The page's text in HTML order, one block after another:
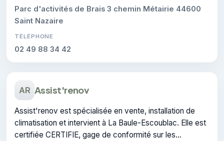
Parc d'activités de Brais 3 chemin Métairie 44600
Saint Nazaire
TÉLÉPHONE
02 49 88 34 42
AR Assist'renov
Assist'renov est spécialisée en vente, installation de
climatisation et intervient à La Baule-Escoublac. Elle est
certifiée CERTIFIE, gage de conformité sur les